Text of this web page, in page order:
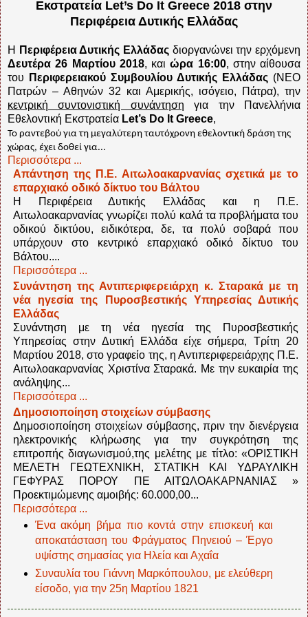
Εκστρατεία Let’s Do It Greece 2018 στην
Περιφέρεια Δυτικής Ελλάδας
Η Περιφέρεια Δυτικής Ελλάδας διοργανώνει την ερχόμενη
Δευτέρα 26 Μαρτίου 2018, καιώρα 16:00, στην αίθουσα
του
Περιφερειακού Συμβουλίου Δυτικής Ελλάδας (ΝΕΟ
Πατρών – Αθηνών 32 και Αμερικής, ισόγειο, Πάτρα), την
κεντρική συντονιστική συνάντηση για την Πανελλήνια
Εθελοντική Εκστρατεία Let’s Do It Greece,
Το ραντεβού για τη μεγαλύτερη ταυτόχρονη εθελοντική δράση της
χώρας, έχει δοθεί για...
Περισσότερα ...
Απάντηση της Π.Ε. Αιτωλοακαρνανίας σχετικά με το
επαρχιακό οδικό δίκτυο του Βάλτου
Η Περιφέρεια Δυτικής Ελλάδας και η Π.Ε.
Αιτωλοακαρνανίας γνωρίζει πολύ καλά τα προβλήματα του
οδικού δικτύου, ειδικότερα, δε, τα πολύ σοβαρά που
υπάρχουν στο κεντρικό επαρχιακό οδικό δίκτυο του
Βάλτου....
Περισσότερα ...
Συνάντηση της Αντιπεριφερειάρχη κ. Σταρακά με τη
νέα ηγεσία της Πυροσβεστικής Υπηρεσίας Δυτικής
Ελλάδας
Συνάντηση με τη νέα ηγεσία της Πυροσβεστικής
Υπηρεσίας στην Δυτική Ελλάδα είχε σήμερα, Τρίτη 20
Μαρτίου 2018, στο γραφείο της, η Αντιπεριφερειάρχης Π.Ε.
Αιτωλοακαρνανίας Χριστίνα Σταρακά. Με την ευκαιρία της
ανάληψης...
Περισσότερα ...
Δημοσιοποίηση στοιχείων σύμβασης
Δημοσιοποίηση στοιχείων σύμβασης, πριν την διενέργεια
ηλεκτρονικής κλήρωσης για την συγκρότηση της
επιτροπής διαγωνισμού,της μελέτης με τίτλο: «ΟΡΙΣΤΙΚΗ
ΜΕΛΕΤΗ ΓΕΩΤΕΧΝΙΚΗ, ΣΤΑΤΙΚΗ ΚΑΙ ΥΔΡΑΥΛΙΚΗ
ΓΕΦΥΡΑΣ ΠΟΡΟΥ ΠΕ ΑΙΤΩΛΟΑΚΑΡΝΑΝΙΑΣ »
Προεκτιμώμενης αμοιβής: 60.000,00...
Περισσότερα ...
Ένα ακόμη βήμα πιο κοντά στην επισκευή και
αποκατάσταση του Φράγματος Πηνειού – Έργο
υψίστης σημασίας για Ηλεία και Αχαΐα
Συναυλία του Γιάννη Μαρκόπουλου, με ελεύθερη
είσοδο, για την 25η Μαρτίου 1821